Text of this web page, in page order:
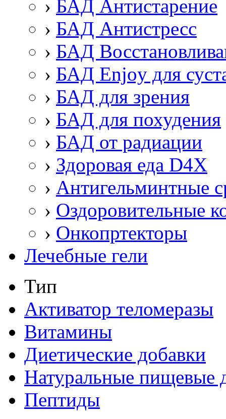
› БАД Антистарение
› БАД Антистресс
› БАД
› БАД Enjoy для
› БАД для зрения
› БАД для похудения
› БАД от радиации
› Здоровая еда D4X
› Антигельминтные
› Оздоровительные
› Онкопртекторы
Лечебные гели
Тип
Активатор теломеразы
Витамины
Диетические добавки
Натуральные пищевые
Пептиды